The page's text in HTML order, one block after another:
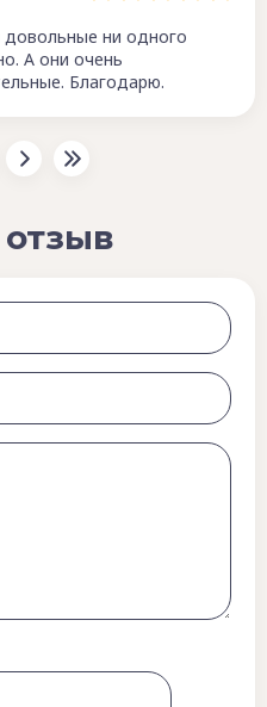
ни одного
А они очень
Благодарю.